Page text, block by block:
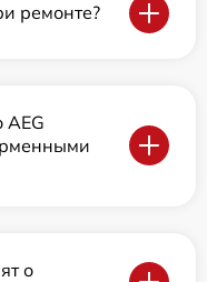
ремонте?
AEG
о